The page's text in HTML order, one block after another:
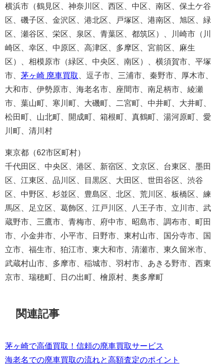
横浜市（鶴見区、神奈川区、西区、中区、南区、保土ケ谷
区、磯子区、金沢区、港北区、戸塚区、港南区、旭区、緑
区、瀬谷区、栄区、泉区、青葉区、都筑区）、川崎市（川
崎区、幸区、中原区、高津区、多摩区、宮前区、麻生
区）、相模原市（緑区、中央区、南区）、横須賀市、平塚
市、 茅ヶ崎 廃車買取
、逗子市、三浦市、秦野市、厚木市、
大和市、伊勢原市、海老名市、座間市、南足柄市、綾瀬
市、葉山町、寒川町、大磯町、二宮町、中井町、大井町、
松田町、山北町、開成町、箱根町、真鶴町、湯河原町、愛
川町、清川村
東京都（62市区町村）
千代田区、中央区、港区、新宿区、文京区、台東区、墨田
区、江東区、品川区、目黒区、大田区、世田谷区、渋谷
区、中野区、杉並区、豊島区、北区、荒川区、板橋区、練
馬区、足立区、葛飾区、江戸川区、八王子市、立川市、武
蔵野市、三鷹市、青梅市、府中市、昭島市、調布市、町田
市、小金井市、小平市、日野市、東村山市、国分寺市、国
立市、福生市、狛江市、東大和市、清瀬市、東久留米市、
武蔵村山市、多摩市、稲城市、羽村市、あきる野市、西東
京市、瑞穂町、日の出町、檜原村、奥多摩町
関連記事
茅ヶ崎で高価買取！信頼の廃車買取サービス
海老名での廃車買取の流れと高額査定のポイント